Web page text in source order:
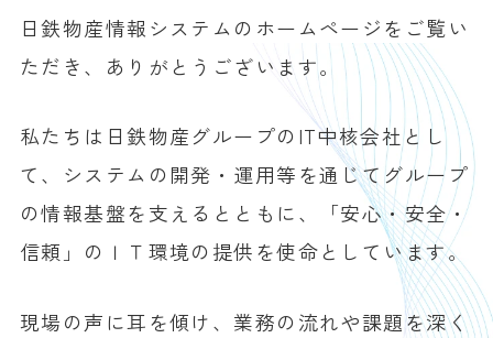
日鉄物産情報システムのホームページをご覧い
ただき、ありがとうございます。
私たちは日鉄物産グループのIT中核会社とし
て、 システムの開発・運用等を通じてグループ
の情報基盤を支えるとともに、
「安心・安全・
信頼」のＩＴ環境の提供を使命としています。
現場の声に耳を傾け、業務の流れや課題を深く